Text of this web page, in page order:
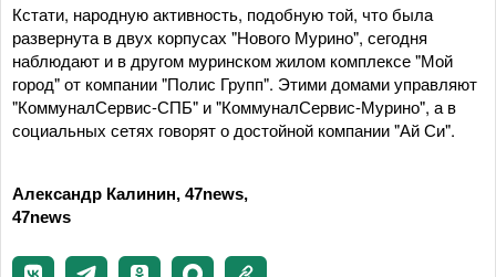
Кстати, народную активность, подобную той, что была
развернута в двух корпусах "Нового Мурино", сегодня
наблюдают и в другом муринском жилом комплексе "Мой
город" от компании "Полис Групп". Этими домами управляют
"КоммуналСервис-СПБ" и "КоммуналСервис-Мурино", а в
социальных сетях говорят о достойной компании "Ай Си".
Александр Калинин, 47news,
47news